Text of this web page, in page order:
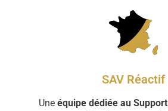
SAV Réactif
Une équipe dédiée au Support